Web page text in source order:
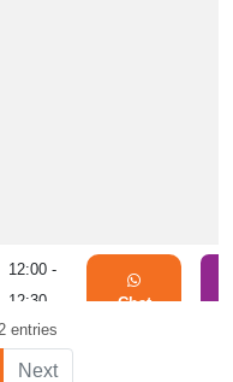
12:00 -
12:30
Chat
entries
Next